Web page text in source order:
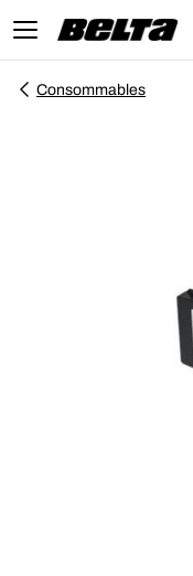
Consommables